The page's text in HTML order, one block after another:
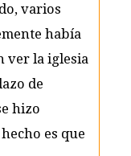
varios
había
ver la iglesia
de
hizo
es que